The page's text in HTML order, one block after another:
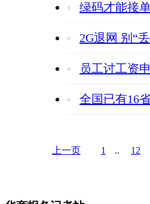
绿码才能接
2G退网 别“
员工讨工资
全国已有16
上一页 1 .. 12